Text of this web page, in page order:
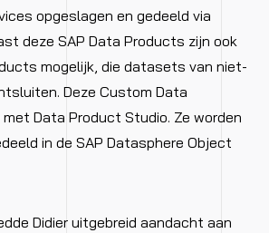
opgeslagen en gedeeld via
deze SAP Data Products zijn ook
mogelijk, die datasets van niet-
Deze Custom Data
Data Product Studio. Ze worden
in de SAP Datasphere Object
Didier uitgebreid aandacht aan